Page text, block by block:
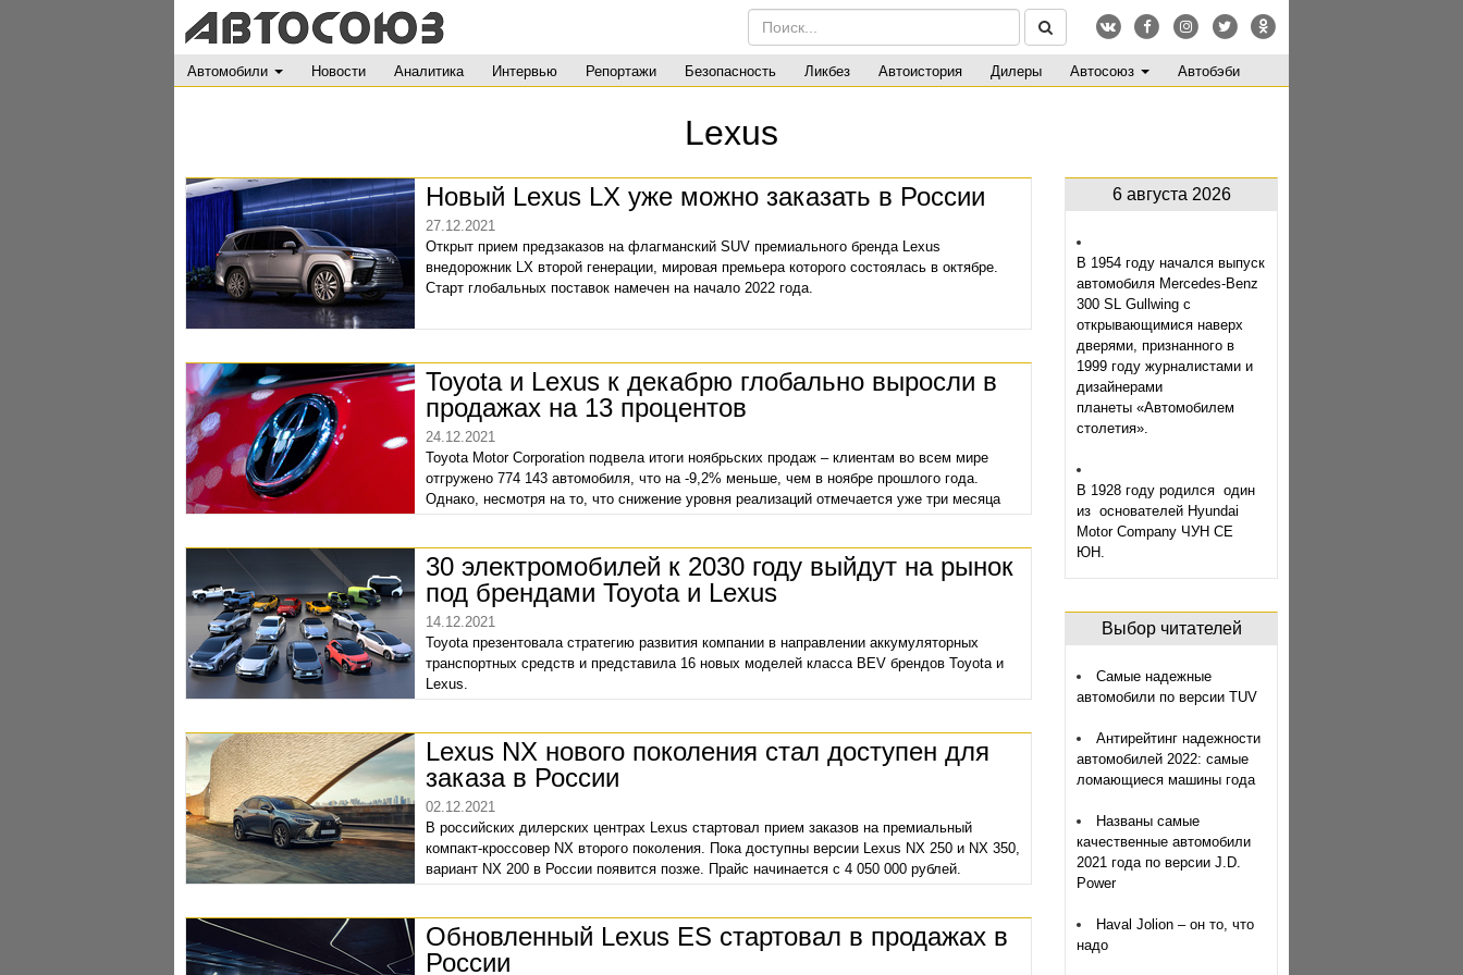
Автомобили Новости Аналитика Интервью Репортажи Безопасность Ликбез Автоистория Дилеры Автосоюз Автобэби
Lexus
Новый Lexus LX уже можно заказать в России
27.12.2021
Открыт прием предзаказов на флагманский SUV премиального бренда Lexus
внедорожник LX второй генерации, мировая премьера которого состоялась в октябре.
Старт глобальных поставок намечен на начало 2022 года.
Toyota и Lexus к декабрю глобально выросли в
продажах на 13 процентов
24.12.2021
Toyota Motor Corporation подвела итоги ноябрьских продаж – клиентам во всем мире
отгружено 774 143 автомобиля, что на -9,2% меньше, чем в ноябре прошлого года.
Однако, несмотря на то, что снижение уровня реализаций отмечается уже три месяца
подряд, по результатам продаж за 11 месяцев года Toyota в плюсе: +12,7% при
30 электромобилей к 2030 году выйдут на рынок
под брендами Toyota и Lexus
14.12.2021
Toyota презентовала стратегию развития компании в направлении аккумуляторных
транспортных средств и представила 16 новых моделей класса BEV брендов Toyota и
Lexus.
Lexus NX нового поколения стал доступен для
заказа в России
02.12.2021
В российских дилерских центрах Lexus стартовал прием заказов на премиальный
компакт-кроссовер NX второго поколения. Пока доступны версии Lexus NX 250 и NX 350,
вариант NX 200 в России появится позже. Прайс начинается с 4 050 000 рублей.
Обновленный Lexus ES стартовал в продажах в
России
6 августа 2026
В 1954 году начался выпуск
автомобиля Mercedes-Benz
300 SL Gullwing с
открывающимися наверх
дверями, признанного в
1999 году журналистами и
дизайнерами
планеты «Автомобилем
столетия».
В 1928 году родился один
из основателей Hyundai
Motor Company ЧУН СЕ
ЮН.
Выбор читателей
Самые надежные
автомобили по версии TUV
Антирейтинг надежности
автомобилей 2022: самые
ломающиеся машины года
Названы самые
качественные автомобили
2021 года по версии J.D.
Power
Haval Jolion – он то, что
надо